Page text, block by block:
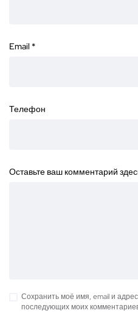
Email *
Телефон
Оставьте ваш комментарий
Сохранить моё имя, email и
последующих моих